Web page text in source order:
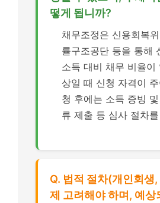
떻게 됩니까?
채무조정은 신용회복
률구조공단 등을 통해
소득 대비 채무 비율이
상일 때 신청 자격이
청 후에는 소득 증빙
류 제출 등 심사 절차
Q. 법적 절차(개인회생,
제 고려해야 하며, 예상